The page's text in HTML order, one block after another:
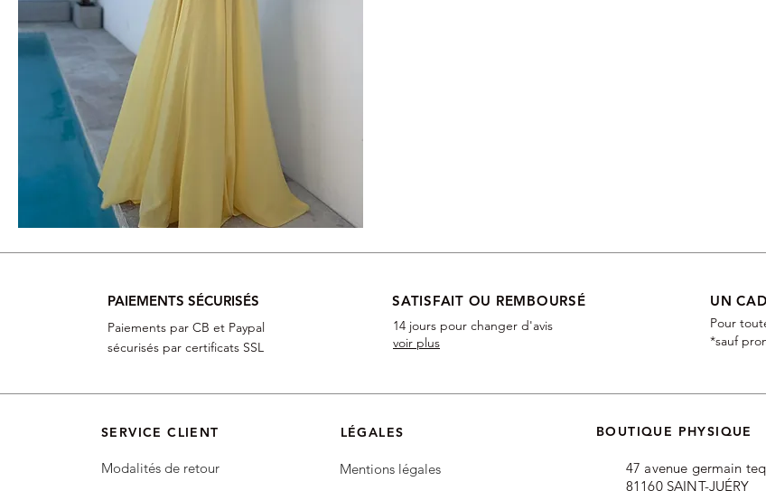
PAIEMENTS SÉCURISÉS
Paiements par CB et Paypal
sécurisés par certificats SSL
UN
Pour
*sauf
SATISFAIT OU REMBOURSÉ
14 jours pour changer d'avis
voir plus
SERVICE CLIENT
Modalités de retour
LÉGALES
Mentions légales
BOUTIQUE PHYSIQUE
47 avenue germain
81160 SAINT-JUÉRY